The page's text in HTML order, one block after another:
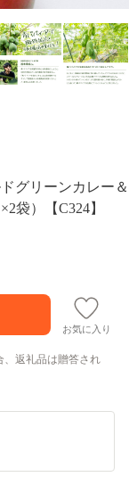
グリーンカレー＆
袋）【C324】
お気に入り
、返礼品は贈答され